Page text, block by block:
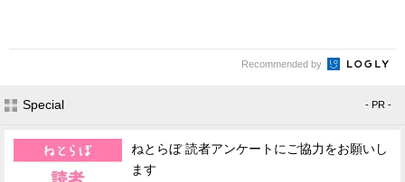
Recommended by
Special - PR -
ねとらぼ 読者アンケートにご協力をお願いし
ます